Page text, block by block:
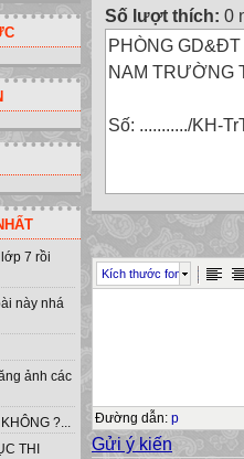
7 rồi
này nhá
ảnh các
?...
THI
Số lượt thích: 0
PHÒNG
NAM TRƯỜNG
Số: .........../KH-
TỔ CHỨC
Thực hiện kế
Minh ngày 15/
Phòng GD&ĐT
2011”.
Kích thước font
Đường dẫn: p
Gửi ý kiến